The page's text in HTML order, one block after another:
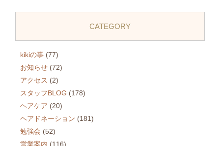
CATEGORY
kikiの事 (77)
お知らせ (72)
アクセス (2)
スタッフBLOG (178)
ヘアケア (20)
ヘアドネーション (181)
勉強会 (52)
営業案内 (116)